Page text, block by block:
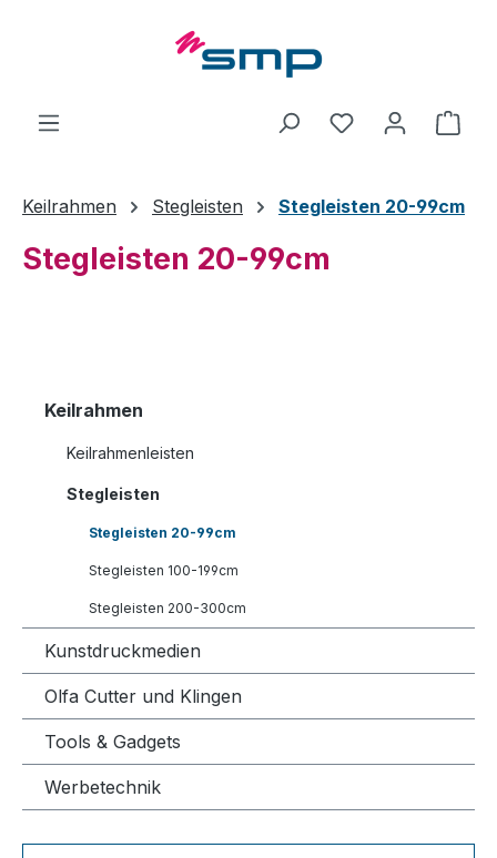
Zum Hauptinhalt springen
Keilrahmen Stegleisten Stegleisten 20-99cm
Stegleisten 20-99cm
Keilrahmen
Keilrahmenleisten
Stegleisten
Stegleisten 20-99cm
Stegleisten 100-199cm
Stegleisten 200-300cm
Kunstdruckmedien
Olfa Cutter und Klingen
Tools & Gadgets
Werbetechnik